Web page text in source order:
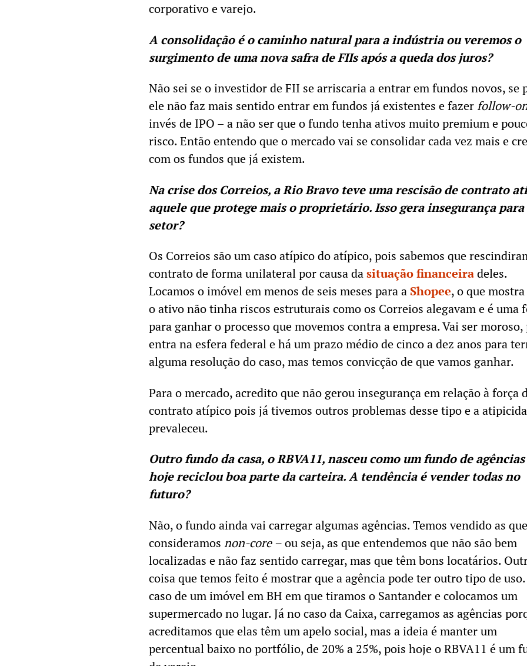
corporativo e varejo.
A consolidação é o caminho natural para a indústria ou veremos o
surgimento de uma nova safra de FIIs após a queda dos juros?
Não sei se o investidor de FII se arriscaria a entrar em fundos novos, se
ele não faz mais sentido entrar em fundos já existentes e fazer follow-
invés de IPO – a não ser que o fundo tenha ativos muito premium e
risco. Então entendo que o mercado vai se consolidar cada vez mais e
com os fundos que já existem.
Na crise dos Correios, a Rio Bravo teve uma rescisão de contrato
aquele que protege mais o proprietário. Isso gera insegurança para
setor?
Os Correios são um caso atípico do atípico, pois sabemos que
contrato de forma unilateral por causa dasituação financeiradeles.
Locamos o imóvel em menos de seis meses para aShopee, o que
o ativo não tinha riscos estruturais como os Correios alegavam e é uma
para ganhar o processo que movemos contra a empresa. Vai ser moroso,
entra na esfera federal e há um prazo médio de cinco a dez anos para
alguma resolução do caso, mas temos convicção de que vamos ganhar.
Para o mercado, acredito que não gerou insegurança em relação à força
contrato atípico pois já tivemos outros problemas desse tipo e a
prevaleceu.
Outro fundo da casa, o RBVA11, nasceu como um fundo de agências
hoje reciclou boa parte da carteira. A tendência é vender todas no
futuro?
Não, o fundo ainda vai carregar algumas agências. Temos vendido as que
consideramos non-core –ou seja, as que entendemos que não são bem
localizadas e não faz sentido carregar, mas que têm bons locatários.
coisa que temos feito é mostrar que a agência pode ter outro tipo de
caso de um imóvel em BH em que tiramos o Santander e colocamos um
supermercado no lugar. Já no caso da Caixa, carregamos as agências
acreditamos que elas têm um apelo social, mas a ideia é manter um
percentual baixo no portfólio, de 20% a 25%, pois hoje o RBVA11 é um